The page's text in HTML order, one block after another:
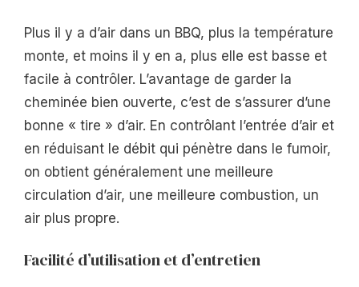
Plus il y a d’air dans un BBQ, plus la température
monte, et moins il y en a, plus elle est basse et
facile à contrôler. L’avantage de garder la
cheminée bien ouverte, c’est de s’assurer d’une
bonne « tire » d’air. En contrôlant l’entrée d’air et
en réduisant le débit qui pénètre dans le fumoir,
on obtient généralement une meilleure
circulation d’air, une meilleure combustion, un
air plus propre.
Facilité d’utilisation et d’entretien